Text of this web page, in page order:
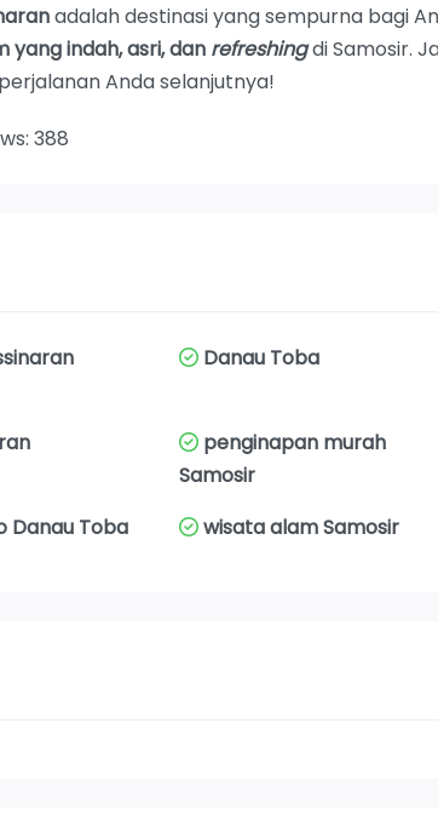
adalah destinasi yang sempurna bagi
yang indah, asri, dan refreshingdi Samosir.
Anda selanjutnya!
388
Danau Toba
penginapan murah
Samosir
Danau Toba wisata alam Samosir